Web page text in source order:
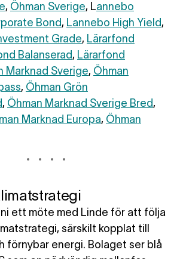
, Öhman Sverige, Lannebo
Bond, Lannebo High Yield,
Grade, Lärarfond
Balanserad, Lärarfond
Marknad Sverige, Öhman
, Öhman Grön
, Öhman Marknad Sverige Bred,
Marknad Europa, Öhman
ett möte med Linde för att följa
särskilt kopplat till
förnybar energi. Bolaget ser blå